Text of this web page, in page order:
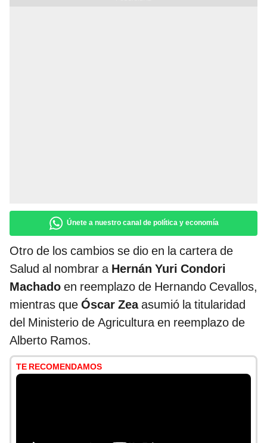
Únete a nuestro canal de política y economía
Otro de los cambios se dio en la cartera de
Salud al nombrar a Hernán Yuri Condori
Machado en reemplazo de Hernando Cevallos,
mientras que Óscar Zeaasumió la titularidad
del Ministerio de Agricultura en reemplazo de
Alberto Ramos.
TE RECOMENDAMOS